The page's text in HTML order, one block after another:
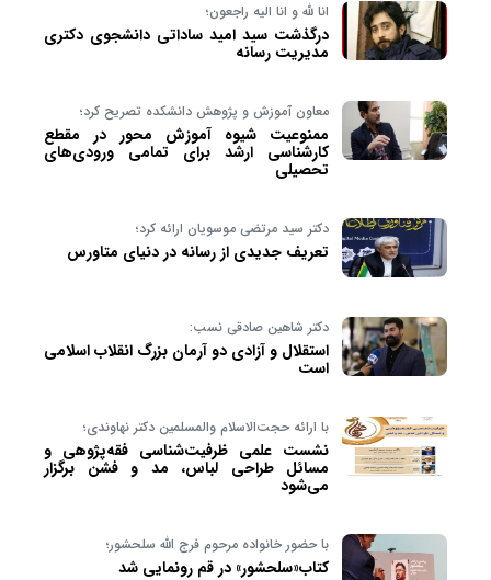
انا لله و انا الیه راجعون؛
درگذشت سید امید ساداتی دانشجوی دکتری
مدیریت رسانه
معاون آموزش و پژوهش دانشکده تصریح کرد؛
ممنوعیت شیوه آموزش محور در مقطع
کارشناسی ارشد برای تمامی ورودی‌های
تحصیلی
دکتر سید مرتضی موسویان ارائه کرد؛
تعریف جدیدی از رسانه در دنیای متاورس
دکتر شاهین صادقی نسب:
استقلال و آزادی دو آرمان بزرگ انقلاب اسلامی
است
با ارائه حجت‌الاسلام والمسلمین دکتر نهاوندی؛
نشست علمی ظرفیت‌شناسی فقه‌پژوهی و
مسائل طراحی لباس، مد و فشن برگزار
می‌شود
با حضور خانواده مرحوم فرج الله سلحشور؛
کتاب‌«سلحشور» در قم رونمایی شد